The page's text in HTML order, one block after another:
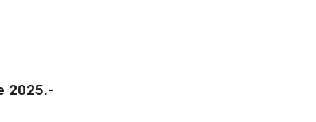
2025.-